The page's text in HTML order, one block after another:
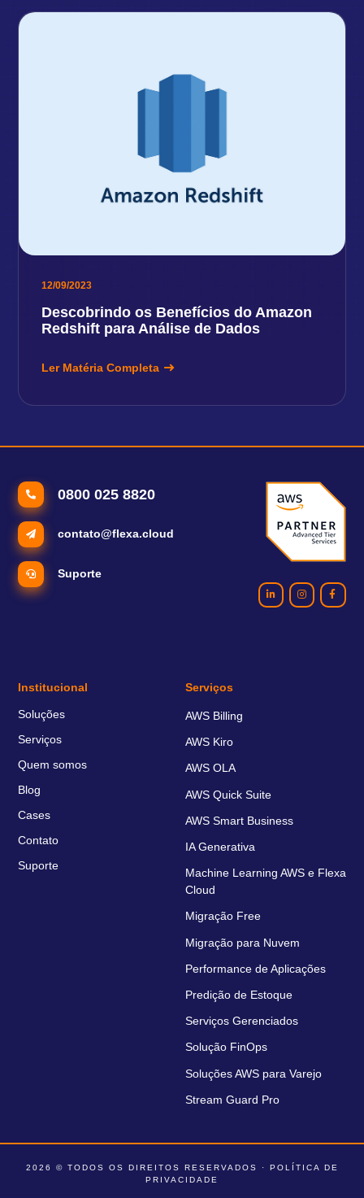
12/09/2023
Descobrindo os Benefícios do Amazon
Redshift para Análise de Dados
Ler Matéria Completa
0800 025 8820
contato@flexa.cloud
Suporte
Institucional
Soluções
Serviços
Quem somos
Blog
Cases
Contato
Suporte
Serviços
AWS Billing
AWS Kiro
AWS OLA
AWS Quick Suite
AWS Smart Business
IA Generativa
Machine Learning AWS e Flexa
Cloud
Migração Free
Migração para Nuvem
Performance de Aplicações
Predição de Estoque
Serviços Gerenciados
Solução FinOps
Soluções AWS para Varejo
Stream Guard Pro
2026 © TODOS OS DIREITOS RESERVADOS · POLÍTICA DE
PRIVACIDADE